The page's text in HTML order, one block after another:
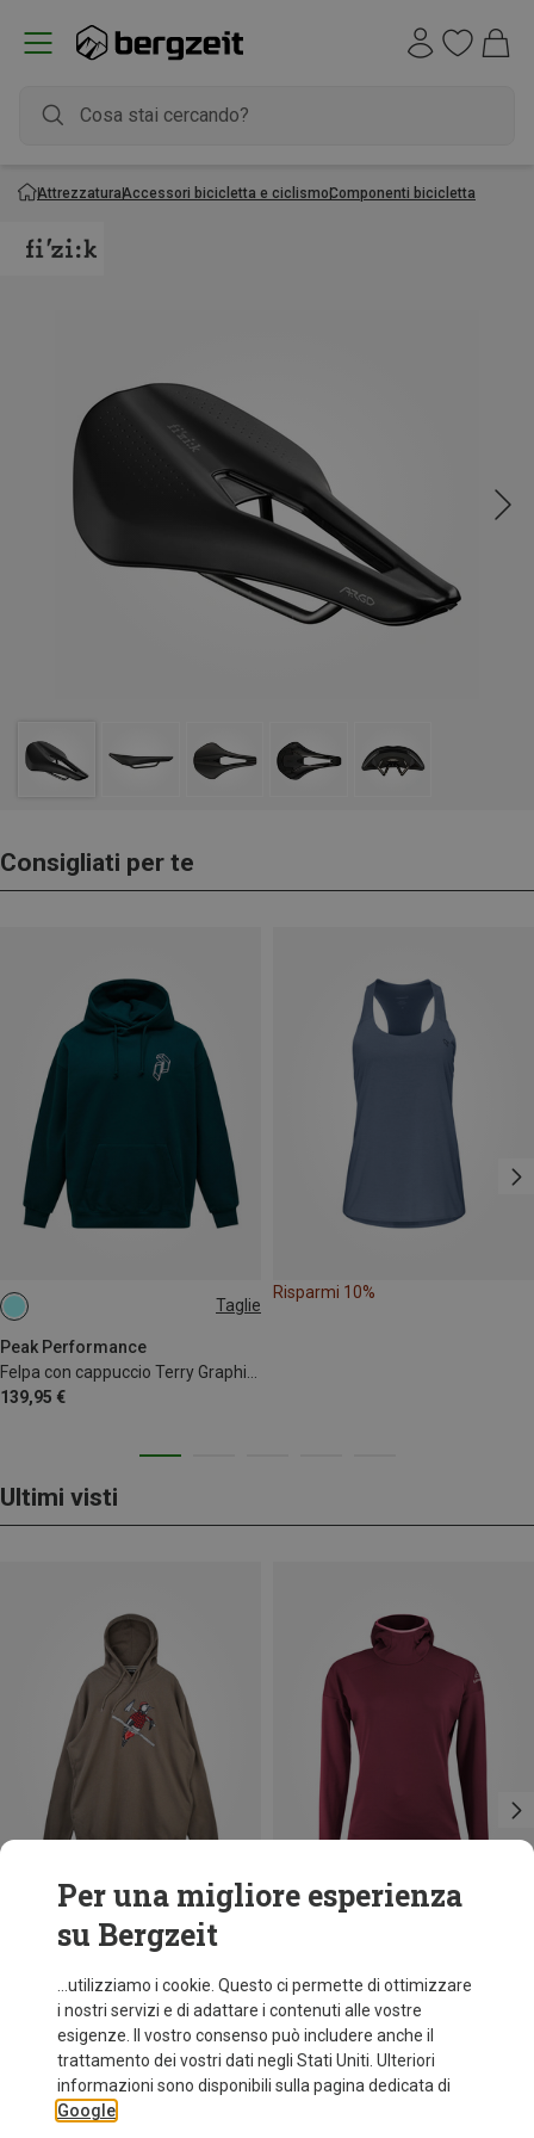
AttrezzaturaAccessori bicicletta e ciclismoComponenti bicicletta
Consigliati per te
Taglie
Peak Performance
139,95 €
S
Risparmi 10%
Ultimi visti
Risparmi 39%
Per una migliore esperienza
su Bergzeit
...utilizziamo i cookie. Questo ci permette di ottimizzare
i nostri servizi e di adattare i contenuti alle vostre
esigenze. Il vostro consenso può includere anche il
trattamento dei vostri dati negli Stati Uniti. Ulteriori
informazioni sono disponibili sulla pagina dedicata di
Google